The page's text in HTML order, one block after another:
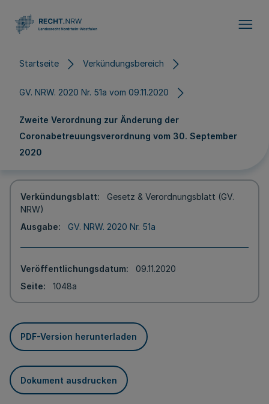
Startseite Verkündungsbereich
GV. NRW. 2020 Nr. 51a vom 09.11.2020
Zweite Verordnung zur Änderung der
Coronabetreuungsverordnung vom 30. September
2020
Verkündungsblatt
Gesetz & Verordnungsblatt (GV.
NRW)
Ausgabe
GV. NRW. 2020 Nr. 51a
Veröffentlichungsdatum
09.11.2020
Seite
1048a
PDF-Version herunterladen
Dokument ausdrucken